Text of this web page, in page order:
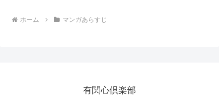
ホーム マンガあらすじ
有関心倶楽部